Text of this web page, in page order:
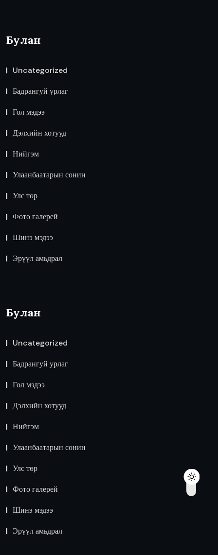
Булан
Uncategorized
Бадрангуй урлаг
Гол мэдээ
Дэлхийн хотууд
Нийгэм
Улаанбаатарын сонин
Улс төр
Фото галерей
Шинэ мэдээ
Эрүүл амьдрал
Булан
Uncategorized
Бадрангуй урлаг
Гол мэдээ
Дэлхийн хотууд
Нийгэм
Улаанбаатарын сонин
Улс төр
Фото галерей
Шинэ мэдээ
Эрүүл амьдрал